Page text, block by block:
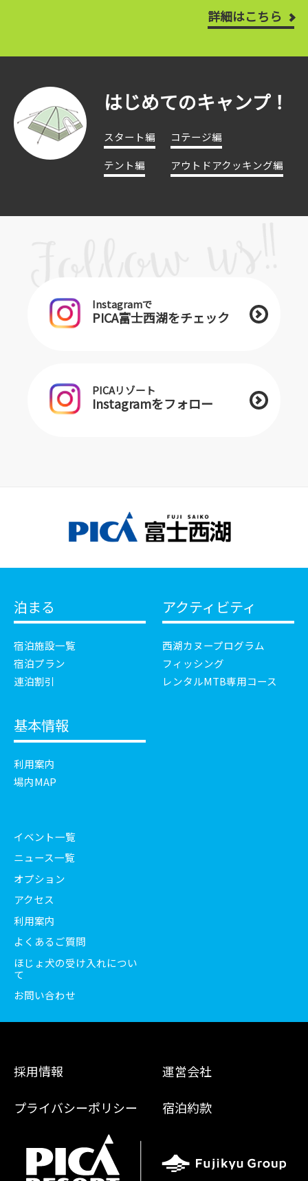
詳細はこちら
はじめてのキャンプ！
スタート編
コテージ編
テント編
アウトドアクッキング編
Instagramで
PICA富士西湖をチェック
PICAリゾート
Instagramをフォロー
泊まる
宿泊施設一覧
宿泊プラン
連泊割引
アクティビティ
西湖カヌープログラム
フィッシング
レンタルMTB専用コース
基本情報
利用案内
場内MAP
イベント一覧
ニュース一覧
オプション
アクセス
利用案内
よくあるご質問
ほじょ犬の受け入れについ
て
お問い合わせ
採用情報 運営会社
プライバシーポリシー 宿泊約款